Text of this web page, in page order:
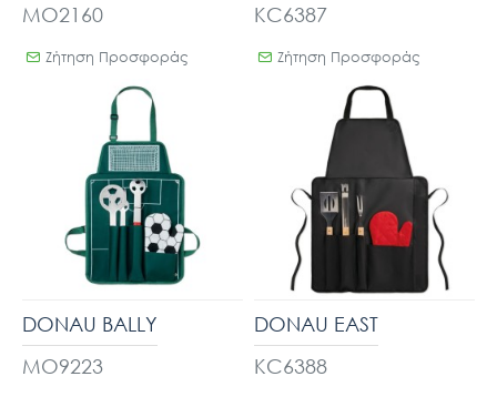
MO2160
Ζήτηση Προσφοράς
KC6387
Ζήτηση Προσφοράς
MO9223
DONAU BALLY
KC6388
DONAU EAST